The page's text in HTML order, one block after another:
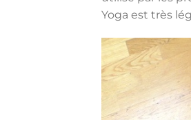
Yoga est très